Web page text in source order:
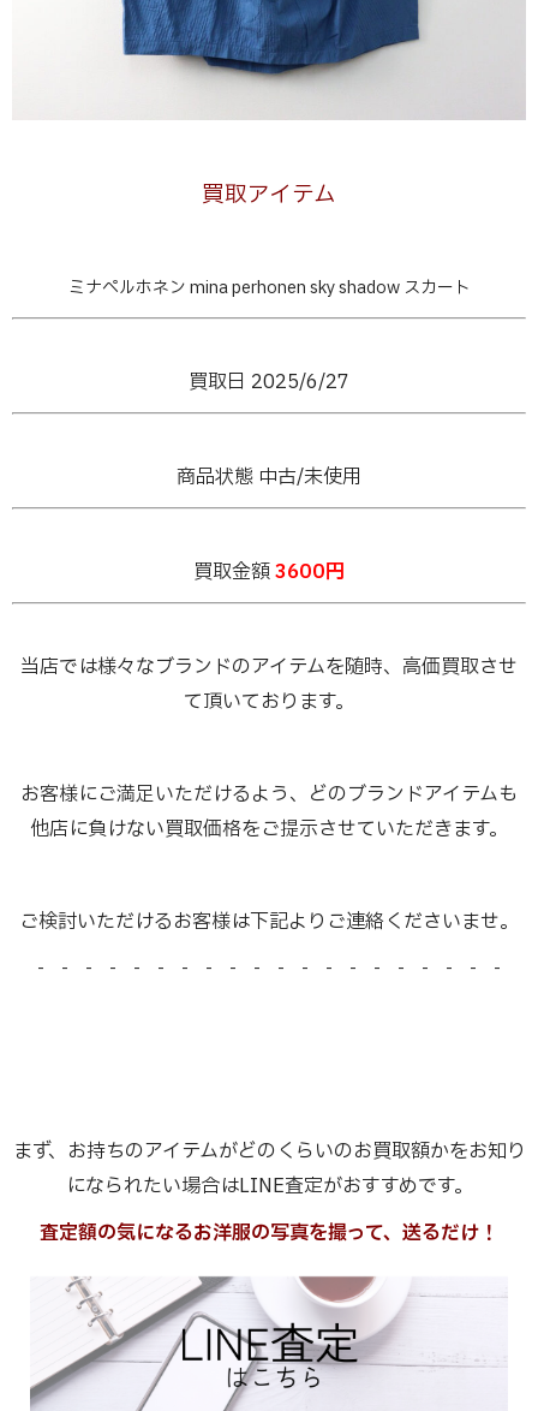
買取アイテム
ミナペルホネン mina perhonen sky shadow スカート
買取日 2025/6/27
商品状態 中古/未使用
買取金額3600円
当店では様々なブランドのアイテムを随時、高価買取させ
て頂いております。
お客様にご満足いただけるよう、どのブランドアイテムも
他店に負けない買取価格をご提示させていただきます。
ご検討いただけるお客様は下記よりご連絡くださいませ。
- - - - - - - - - - - - - - - - - - - -
まず、お持ちのアイテムがどのくらいのお買取額かをお知り
になられたい場合はLINE査定がおすすめです。
査定額の気になるお洋服の写真を撮って、送るだけ！